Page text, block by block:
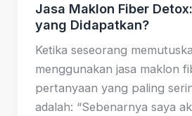
Jasa Maklon Fiber
yang Didapatkan?
Ketika seseorang
menggunakan jasa maklon
pertanyaan yang paling
adalah: “Sebenarnya saya